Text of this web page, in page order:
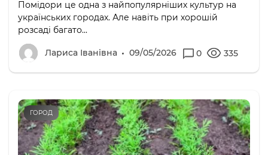
Помідори це одна з найпопулярніших культур на
українських городах. Але навіть при хорошій
розсаді багато...
Лариса Іванівна 09/05/2026 0 335
ГОРОД